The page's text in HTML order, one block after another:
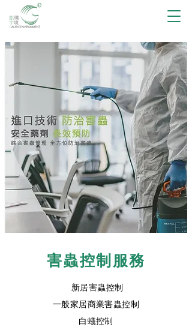
害蟲控制服務
新居害蟲控制
一般家居商業害蟲控制
白蟻控制